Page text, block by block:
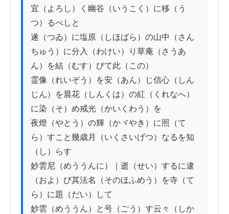
宜（よろし）く幽谷（いうこく）に移（う
つ）るべしと
遂（つゐ）に塩原（しほばら）の山中（さん
ちゅう）に分入（わけい）り草庵（さうあ
ん）を結（むす）びて此（この）
霊像（れいぞう）を安（あん）じ信心（しん
じん）を晨花（しんくは）の紅（くれなへ）
に染（そ）め戒光（かいくわう）を
夜燈（やとう）の輝（かヾやき）に照（て
ら）すこと幾歳月（いくさいげつ）なるを知
（し）らす
妙雲尼（めううんに）｜逝（せい）するに逮
（およ）び其法名（そのほふめう）を寺（て
ら）に題（だい）して
妙雲（めううん）と号（ごう）す云々（しか